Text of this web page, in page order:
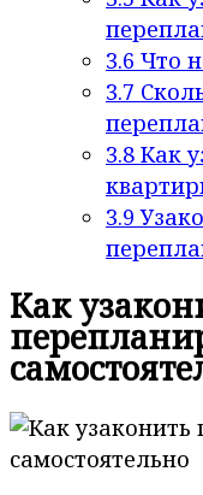
3.6 Что
3.7
3.8 Как
3.9
Как